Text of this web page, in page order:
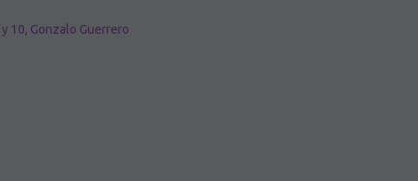
10, Gonzalo Guerrero